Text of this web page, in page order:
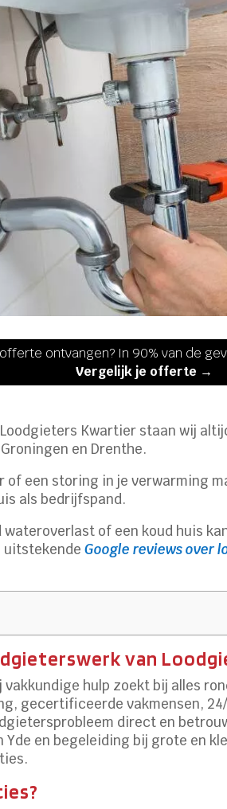
ontvangen? In 90% van de
Vergelijk je offerte →
Kwartier staan wij
en Drenthe.
een storing in je verwarming
als bedrijfspand.
of een koud huis
uitstekendeGoogle reviews over
van
hulp zoekt bij alles
gecertificeerde vakmensen,
direct en
en begeleiding bij grote en